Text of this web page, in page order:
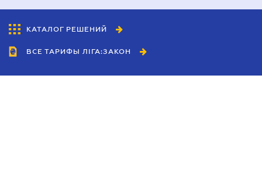
КАТАЛОГ РЕШЕНИЙ
ВСЕ ТАРИФЫ ЛІГА:ЗАКОН